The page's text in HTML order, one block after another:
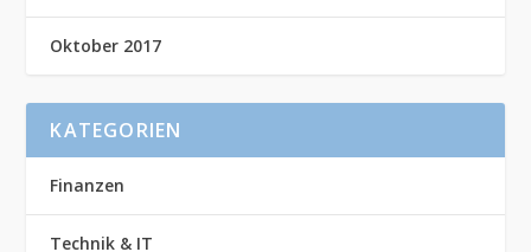
Oktober 2017
KATEGORIEN
Finanzen
Technik & IT